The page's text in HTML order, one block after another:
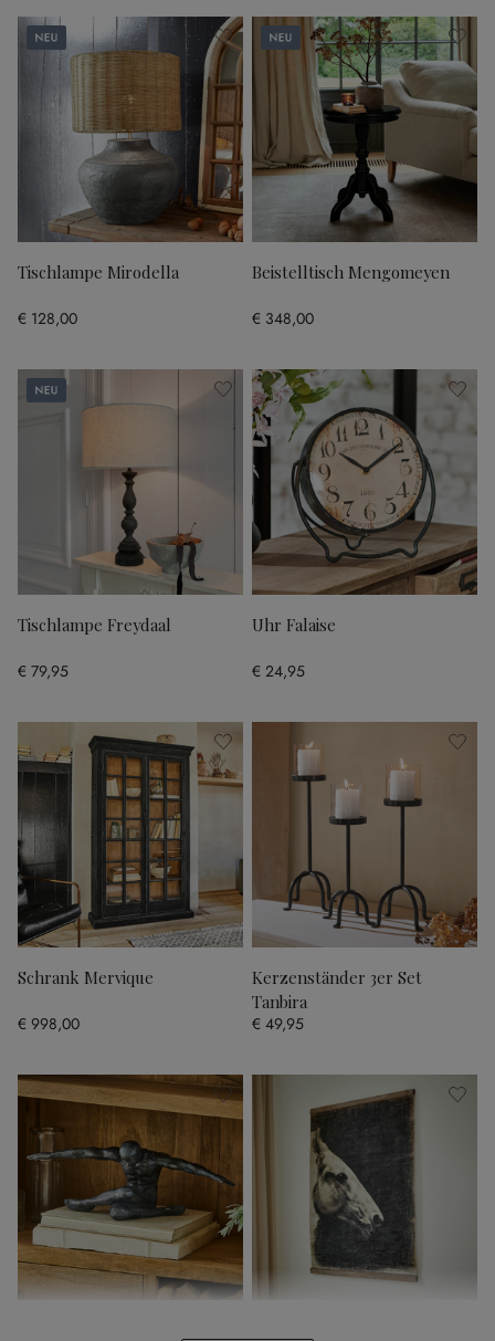
Neu
Tischlampe Mirodella
€ 128,00
Neu
Beistelltisch Mengomeyen
€ 348,00
Neu
Tischlampe Freydaal
€ 79,95
Uhr Falaise
€ 24,95
Schrank Mervique
€ 998,00
Kerzenständer 3er Set
Tanbira
€ 49,95